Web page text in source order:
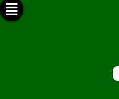
ติดต่อทางไลน์
ติดต่อทางเฟสบุ๊ค
ช่อง Youtube
ติดต่อทางอีเมล์
ติดต่อทางโทรศัพท์